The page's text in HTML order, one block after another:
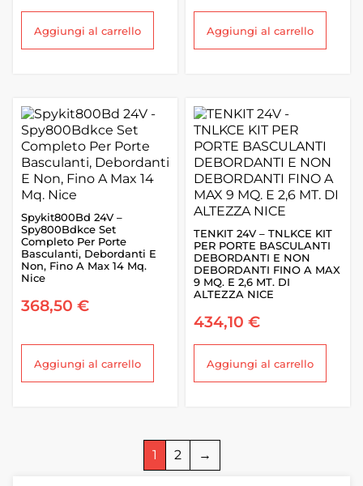
Aggiungi al carrello Aggiungi al carrello
Spykit800Bd 24V –
Spy800Bdkce Set
Completo Per Porte
Basculanti, Debordanti E
Non, Fino A Max 14 Mq.
Nice
368,50 €
Aggiungi al carrello
TENKIT 24V – TNLKCE KIT
PER PORTE BASCULANTI
DEBORDANTI E NON
DEBORDANTI FINO A MAX
9 MQ. E 2,6 MT. DI
ALTEZZA NICE
434,10 €
Aggiungi al carrello
1 2 →